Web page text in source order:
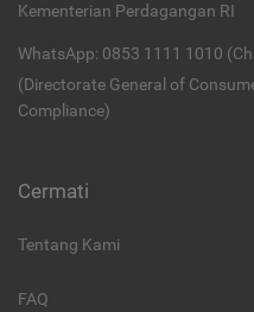
Kementerian Perdagangan RI
WhatsApp: 0853 1111 1010
(Directorate General of
Compliance)
Cermati
Tentang Kami
FAQ